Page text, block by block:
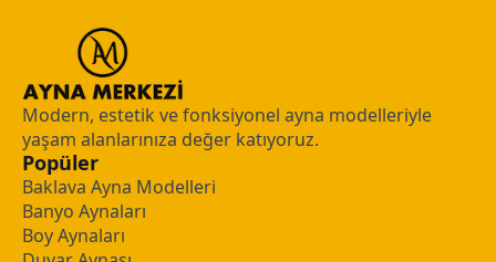
Modern, estetik ve fonksiyonel ayna modelleriyle
yaşam alanlarınıza değer katıyoruz.
Popüler
Baklava Ayna Modelleri
Banyo Aynaları
Boy Aynaları